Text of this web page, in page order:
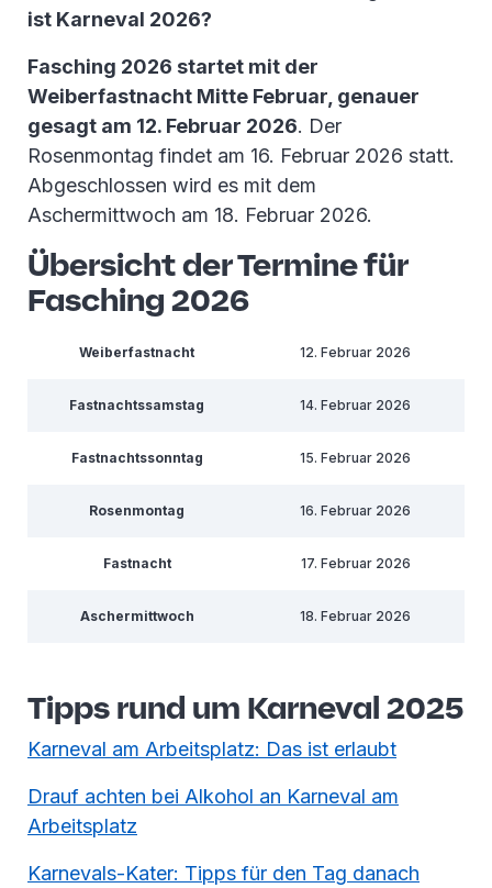
Sachsen-Anhalt 27.01.2025 - 31.01.2025
Schleswig-Holstein -
Thüringen 03.02.2025 - 08.02.2025
ist Karneval 2026?
Fasching 2026 startet mit der
Weiberfastnacht Mitte Februar, genauer
gesagt am 12. Februar 2026. Der
Rosenmontag findet am 16. Februar 2026 statt.
Abgeschlossen wird es mit dem
Aschermittwoch am 18. Februar 2026.
Übersicht der Termine für
Fasching 2026
Weiberfastnacht 12. Februar 2026
Fastnachtssamstag 14. Februar 2026
Fastnachtssonntag 15. Februar 2026
Rosenmontag 16. Februar 2026
Fastnacht 17. Februar 2026
Aschermittwoch 18. Februar 2026
Tipps rund um Karneval 2025
Karneval am Arbeitsplatz: Das ist erlaubt
Drauf achten bei Alkohol an Karneval am
Arbeitsplatz
Karnevals-Kater: Tipps für den Tag danach